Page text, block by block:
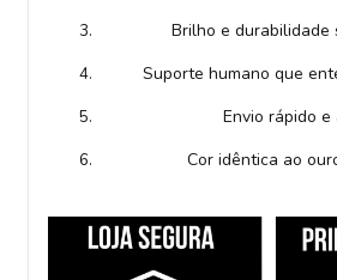
Brilho e durabilidade
Suporte humano que
Envio rápido e
Cor idêntica ao